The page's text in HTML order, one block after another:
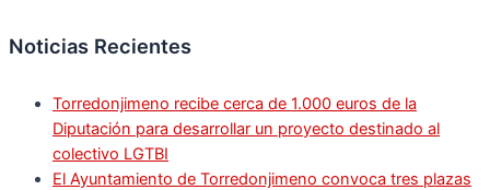
Noticias Recientes
Torredonjimeno recibe cerca de 1.000 euros de la
Diputación para desarrollar un proyecto destinado al
colectivo LGTBI
El Ayuntamiento de Torredonjimeno convoca tres plazas